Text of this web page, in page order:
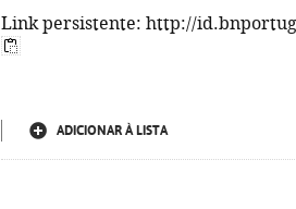
Link persistente: http://
ADICIONAR À LISTA